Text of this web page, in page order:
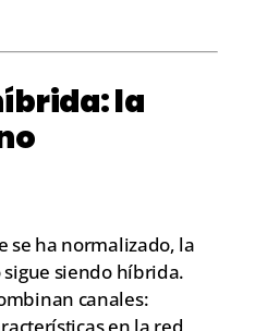
la
se ha normalizado, la
siendo híbrida.
canales: